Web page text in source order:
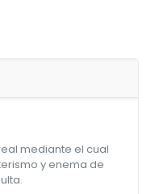
mediante el cual
y enema de